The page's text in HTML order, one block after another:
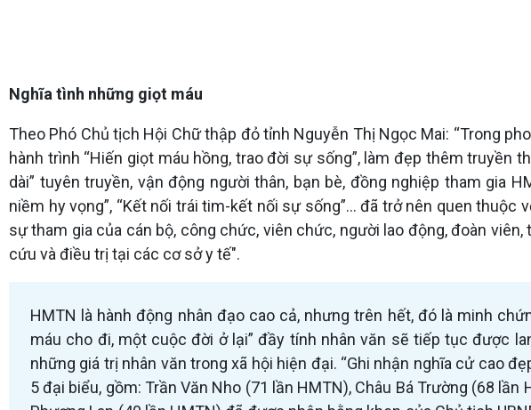
Nghĩa tình những giọt máu
Theo Phó Chủ tịch Hội Chữ thập đỏ tỉnh Nguyễn Thị Ngọc Mai: “Trong
hành trình “Hiến giọt máu hồng, trao đời sự sống”, làm đẹp thêm truyền
dài” tuyên truyền, vận động người thân, bạn bè, đồng nghiệp tham gia
niềm hy vọng”, “Kết nối trái tim-kết nối sự sống”... đã trở nên quen
sự tham gia của cán bộ, công chức, viên chức, người lao động, đoàn
cứu và điều trị tại các cơ sở y tế".
HMTN là hành động nhân đạo cao cả, nhưng trên hết, đó là minh
máu cho đi, một cuộc đời ở lại” đầy tính nhân văn sẽ tiếp tục được
những giá trị nhân văn trong xã hội hiện đại. “Ghi nhận nghĩa cử cao
5 đại biểu, gồm: Trần Văn Nho (71 lần HMTN), Châu Bá Trường (68